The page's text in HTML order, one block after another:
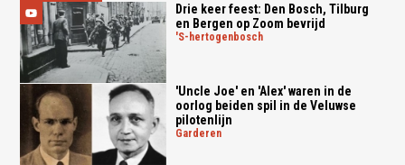
Drie keer feest: Den Bosch, Tilburg
en Bergen op Zoom bevrijd
's-hertogenbosch
'Uncle Joe' en 'Alex' waren in de
oorlog beiden spil in de Veluwse
pilotenlijn
garderen